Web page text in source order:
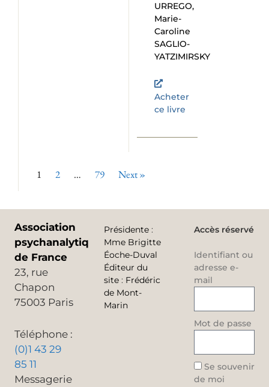
URREGO,
Marie-
Caroline
SAGLIO-
YATZIMIRSKY
Acheter
ce livre
1 2 … 79 Next »
Association
psychanalytique
de France
23, rue
Chapon
75003 Paris
Téléphone :
(0)1 43 29
85 11
Messagerie
Présidente :
Mme Brigitte
Éoche-Duval
Éditeur du
site : Frédéric
de Mont-
Marin
Accès réservé
Identifiant ou
adresse e-
mail
Mot de passe
Se souvenir
de moi